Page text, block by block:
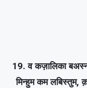
19. व कज़ालिका
मिन्हुम कम लबिस्तुम,